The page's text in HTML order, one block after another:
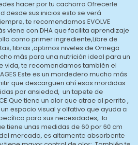
hacer por tu cachorro Ofrecerle
desde sus inicios esto se verá
te recomendamos EVOLVE
viene con DHA que facilita aprendizaje
como primer ingrediente,Libre de
fibras ,optimos niveles de Omega
más para una nutrición ideal para un
vida, te recomendamos también el
Este es un mordedero mucho más
que descarguen ahí esos mordidas
por ansiedad, un tapete de
Que tiene un olor que atrae al perrito ,
espacio visual y olfativo que ayuda a
para sus necesidades, lo
tiene unas medidas de 60 por 60 cm
mercado, es altamente absorbente